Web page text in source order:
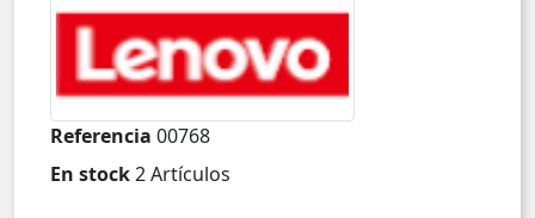
Referencia 00768
En stock2 Artículos